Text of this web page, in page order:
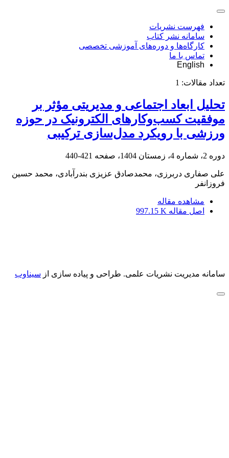
فهرست نشریات
سامانه نشر کتاب
کارگاه‌ها و دوره‌های آموزشی تخصصی
تماس با ما
English
تعداد مقالات: 1
تحلیل ابعاد اجتماعی و مدیریتی مؤثر بر
موفقیت کسب‌وکارهای الکترونیک در حوزه
ورزشی با رویکرد مدل‌سازی ترکیبی
دوره 2، شماره 4، زمستان 1404، صفحه 421-440
علی صفاری دربرزی، محمدصادق عزیزی بندرآبادی، محمد حسین
فروزانفر
مشاهده مقاله
اصل مقاله 997.15 K
سامانه مدیریت نشریات علمی. طراحی و پیاده سازی از سیناوب